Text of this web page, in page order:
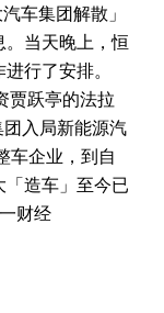
车集团解散」
当天晚上，恒
行了安排。
贾跃亭的法拉
入局新能源汽
车企业，到自
造车」至今已
财经